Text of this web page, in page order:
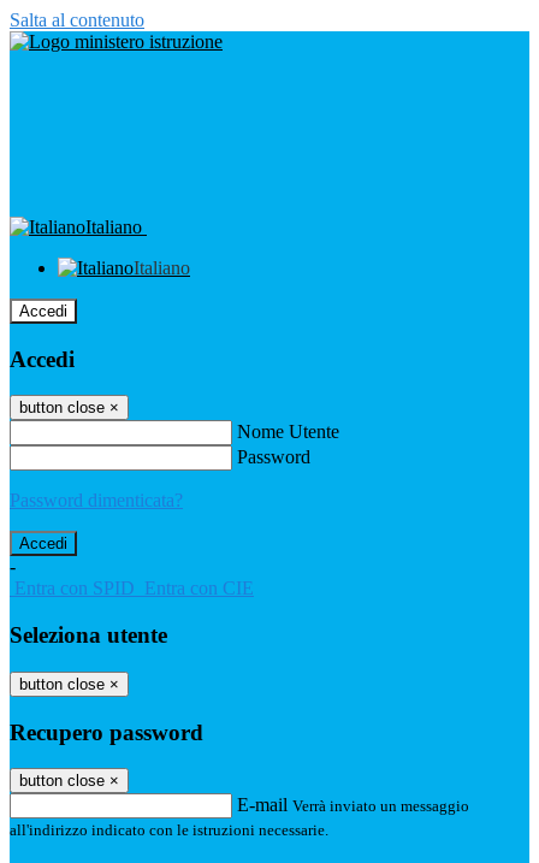
Salta al contenuto
Italiano
Italiano
Accedi
Accedi
button close ×
Nome Utente
Password
Password dimenticata?
-
Entra con SPID Entra con CIE
Seleziona utente
button close ×
Recupero password
button close ×
E-mail Verrà inviato un messaggio
all'indirizzo indicato con le istruzioni necessarie.